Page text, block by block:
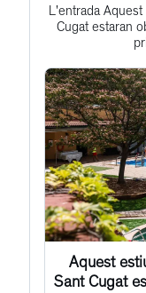
L'entrada
Cugat estaran
Aquest
Sant Cugat